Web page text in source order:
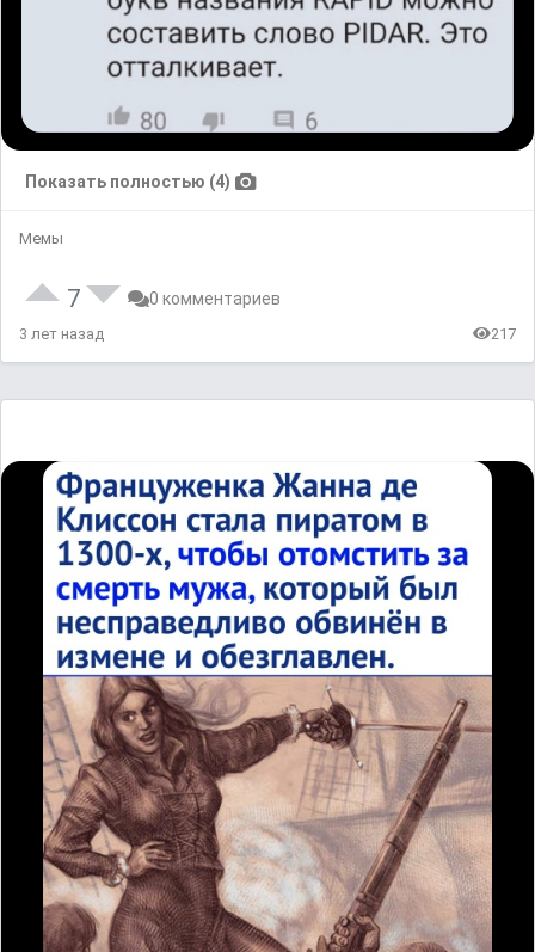
Показать полностью (4)
Мемы
7 0 комментариев
3 лет назад 217